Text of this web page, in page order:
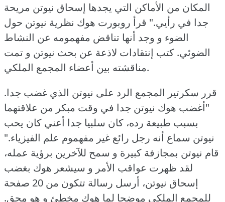
المكان من الأماكن التي يجدها إسحاق نيوتن مريحة
جدا في رأيي." قرأ روبورت هوك نظرية نيوتن حول
الضوء و وجد أنها تناقض مفهمومه عن النشاط
الضوئي. كتب إنتقادات لاذعة عن بحث نيوتن و تمت
مناقشته بين أعضاء المجمع الملكي.
قرر سكرتير المجمع الرد على نيوتن الذي غضب جدا.
"أغضب هوك نيوتن جدا في وقت مبكر من علاقتهما
بسبب طبيعة رده، كان سلبيا جدا أعني كان يحب
نيوتن سماع أنه رجل رائع غير مفهموم علم الفيزياء."
قام نيوتن بمجازفة كبيرة و سمح للآخرين برؤية عمله،
لقد ظهرت عواقب الأمر و سيشعر هوك بغضب
إسحاق نيوتن، أرسل رسالة تتكون من 20 صفحة
للمجمع الملكي موضحا لما هوك مخطئ و هو محق.